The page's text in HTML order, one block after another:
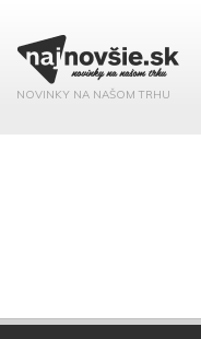
NOVINKY NA NAŠOM TRHU